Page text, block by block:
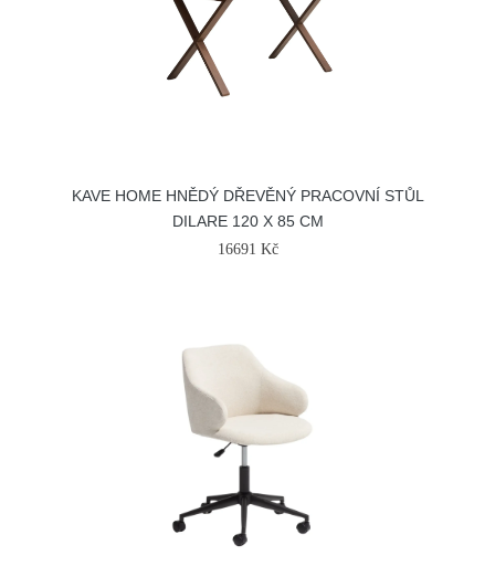
KAVE HOME HNĚDÝ DŘEVĚNÝ PRACOVNÍ STŮL
DILARE 120 X 85 CM
16691 Kč